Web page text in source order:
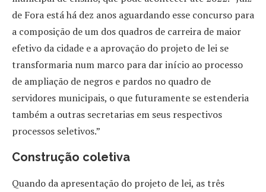
de Fora está há dez anos aguardando esse concurso para
a composição de um dos quadros de carreira de maior
efetivo da cidade e a aprovação do projeto de lei se
transformaria num marco para dar início ao processo
de ampliação de negros e pardos no quadro de
servidores municipais, o que futuramente se estenderia
também a outras secretarias em seus respectivos
processos seletivos.”
Construção coletiva
Quando da apresentação do projeto de lei, as três